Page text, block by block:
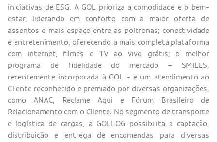
iniciativas de ESG. A GOL prioriza a comodidade e o bem-
estar, liderando em conforto com a maior oferta de
assentos e mais espaço entre as poltronas; conectividade
e entretenimento, oferecendo a mais completa plataforma
com internet, filmes e TV ao vivo grátis; o melhor
programa de fidelidade do mercado – SMILES,
recentemente incorporada à GOL - e um atendimento ao
Cliente reconhecido e premiado por diversas organizações,
como ANAC, Reclame Aqui e Fórum Brasileiro de
Relacionamento com o Cliente. No segmento de transporte
e logística de cargas, a GOLLOG possibilita a captação,
distribuição e entrega de encomendas para diversas